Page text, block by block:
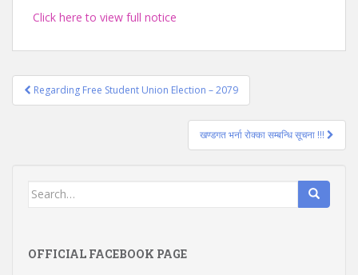
Click here to view full notice
Post
navigation
Regarding Free Student Union Election – 2079
खण्डगत भर्ना रोक्का सम्बन्धि सूचना !!!
Search
OFFICIAL FACEBOOK PAGE